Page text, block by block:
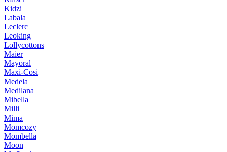
Kidzi
Labala
Leclerc
Leoking
Lollycottons
Maier
Mayoral
Maxi-Cosi
Medela
Medilana
Mibella
Milli
Mima
Momcozy
Mombella
Moon